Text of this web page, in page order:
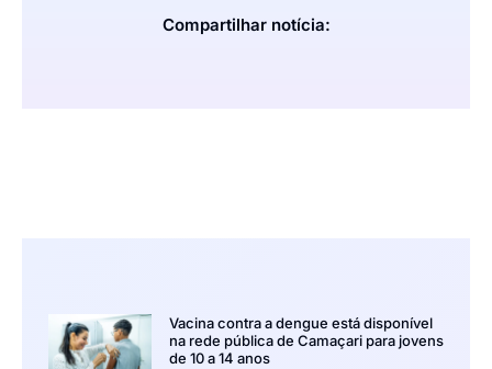
Compartilhar notícia:
Vacina contra a dengue está disponível
na rede pública de Camaçari para jovens
de 10 a 14 anos